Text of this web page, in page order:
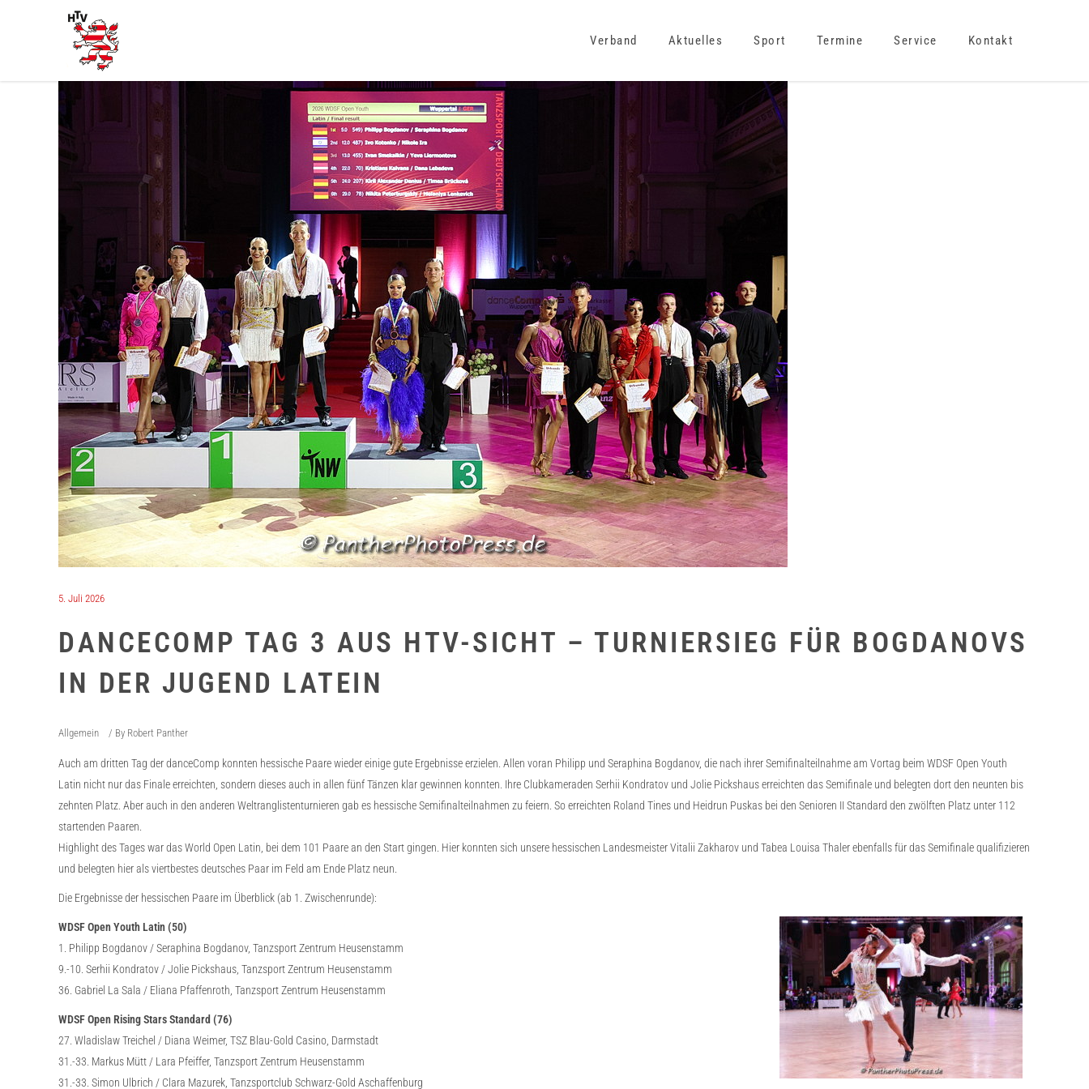
Verband Aktuelles Sport Termine Service Kontakt
5. Juli 2026
DANCECOMP TAG 3 AUS HTV-SICHT – TURNIERSIEG FÜR BOGDANOVS
IN DER JUGEND LATEIN
Allgemein By Robert Panther
Auch am dritten Tag der danceComp konnten hessische Paare wieder einige gute Ergebnisse erzielen. Allen voran Philipp und Seraphina Bogdanov, die nach ihrer Semifinalteilnahme am Vortag beim WDSF Open Youth
Latin nicht nur das Finale erreichten, sondern dieses auch in allen fünf Tänzen klar gewinnen konnten. Ihre Clubkameraden Serhii Kondratov und Jolie Pickshaus erreichten das Semifinale und belegten dort den neunten bis
zehnten Platz. Aber auch in den anderen Weltranglistenturnieren gab es hessische Semifinalteilnahmen zu feiern. So erreichten Roland Tines und Heidrun Puskas bei den Senioren II Standard den zwölften Platz unter 112
startenden Paaren.
Highlight des Tages war das World Open Latin, bei dem 101 Paare an den Start gingen. Hier konnten sich unsere hessischen Landesmeister Vitalii Zakharov und Tabea Louisa Thaler ebenfalls für das Semifinale qualifizieren
und belegten hier als viertbestes deutsches Paar im Feld am Ende Platz neun.
Die Ergebnisse der hessischen Paare im Überblick (ab 1. Zwischenrunde):
WDSF Open Youth Latin (50)
1. Philipp Bogdanov / Seraphina Bogdanov, Tanzsport Zentrum Heusenstamm
9.-10. Serhii Kondratov / Jolie Pickshaus, Tanzsport Zentrum Heusenstamm
36. Gabriel La Sala / Eliana Pfaffenroth, Tanzsport Zentrum Heusenstamm
WDSF Open Rising Stars Standard (76)
27. Wladislaw Treichel / Diana Weimer, TSZ Blau-Gold Casino, Darmstadt
31.-33. Markus Mütt / Lara Pfeiffer, Tanzsport Zentrum Heusenstamm
31.-33. Simon Ulbrich / Clara Mazurek, Tanzsportclub Schwarz-Gold Aschaffenburg